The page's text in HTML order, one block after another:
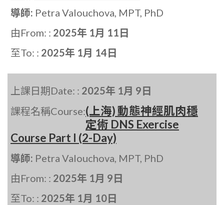
導師: Petra Valouchova, MPT, PhD
由From: : 2025年 1月 11日
至To: : 2025年 1月 14日
上課日期Date: : 2025年 1月 9日
課程名稱Course:(上海) 動態神經肌肉穩
定術 DNS Exercise
Course Part I (2-Day)
導師: Petra Valouchova, MPT, PhD
由From: : 2025年 1月 9日
至To: : 2025年 1月 10日